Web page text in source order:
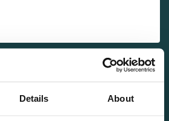
Details About
nieuwsbrief en ontvang het laatste